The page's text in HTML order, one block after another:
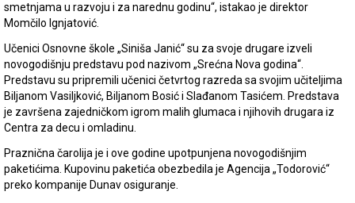
smetnjama u razvoju i za narednu godinu“, istakao je direktor
Momčilo Ignjatović.
Učenici Osnovne škole „Siniša Janić“ su za svoje drugare izveli
novogodišnju predstavu pod nazivom „Srećna Nova godina“.
Predstavu su pripremili učenici četvrtog razreda sa svojim učiteljima
Biljanom Vasiljković, Biljanom Bosić i Slađanom Tasićem. Predstava
je završena zajedničkom igrom malih glumaca i njihovih drugara iz
Centra za decu i omladinu.
Praznična čarolija je i ove godine upotpunjena novogodišnjim
paketićima. Kupovinu paketića obezbedila je Agencija „Todorović“
preko kompanije Dunav osiguranje.